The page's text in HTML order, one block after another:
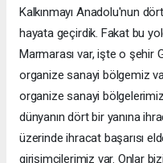
Kalkınmayı Anadolu'nun
hayata geçirdik. Fakat bu
Marmarası var, işte o şehir
organize sanayi bölgemiz
organize sanayi
dünyanın dört bir yanına
üzerinde ihracat başarısı
girişimcilerimiz var. Onlar